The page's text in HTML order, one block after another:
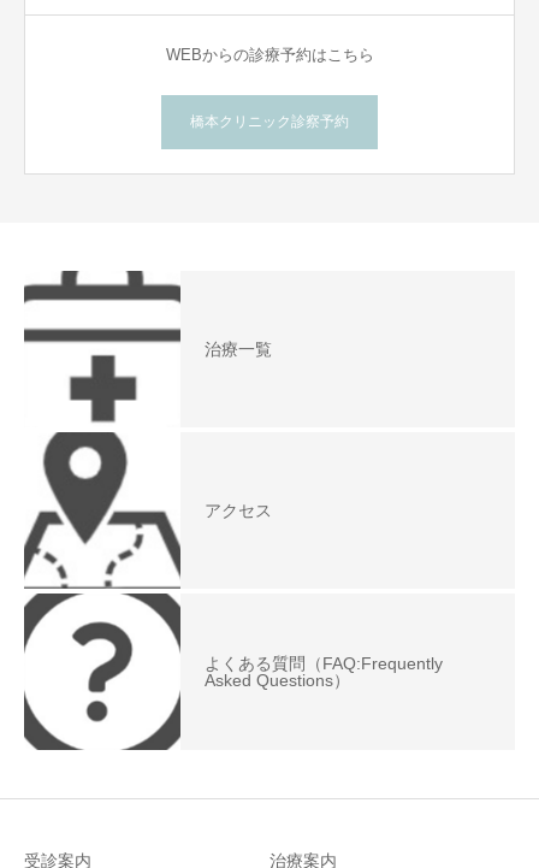
WEBからの診療予約はこちら
橋本クリニック診察予約
治療一覧
アクセス
よくある質問（FAQ:Frequently
Asked Questions）
受診案内 治療案内